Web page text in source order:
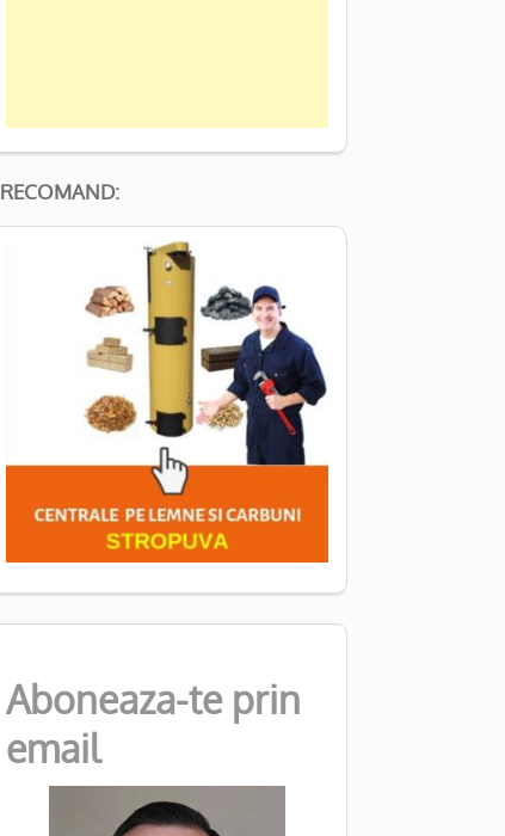
RECOMAND:
Aboneaza-te prin
email